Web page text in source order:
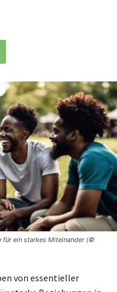
für ein starkes Miteinander (©
von essentieller